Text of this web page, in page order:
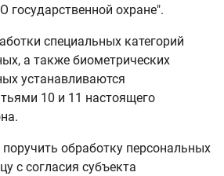
государственной охране".
специальных категорий
а также биометрических
устанавливаются
10 и 11 настоящего
обработку персональных
с согласия субъекта